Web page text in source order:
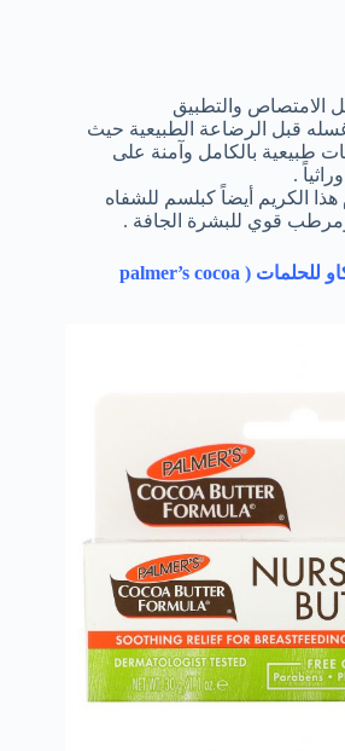
الامتصاص والتطبيق
قبل الرضاعة الطبيعية حيث
طبيعية بالكامل وآمنة على
.
الكريم أيضاً كبلسم للشفاه
قوي للبشرة الجافة .
palmer’s cocoa